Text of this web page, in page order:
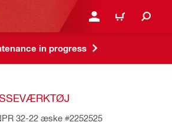
LOG IND ELLER
INDKØBSKURV
in progress
32-22 æske #2252525